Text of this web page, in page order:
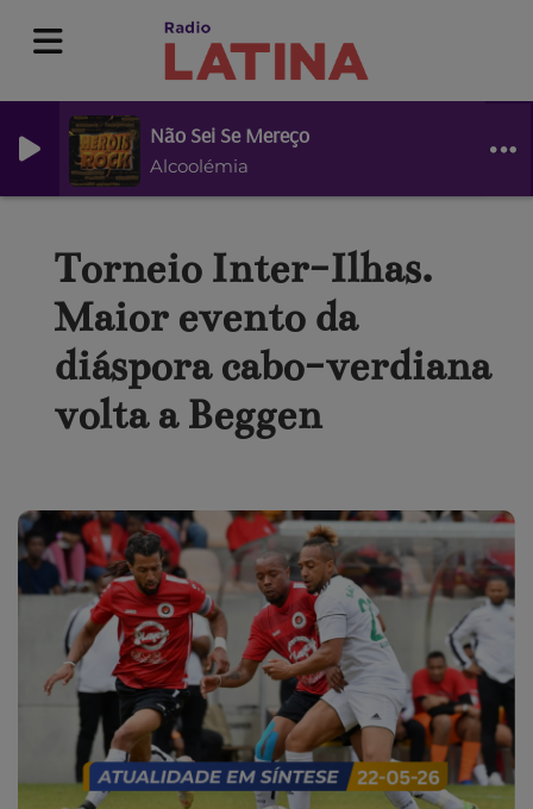
Não Sei Se Mereço
Alcoolémia
Torneio Inter-Ilhas.
Maior evento da
diáspora cabo-verdiana
volta a Beggen